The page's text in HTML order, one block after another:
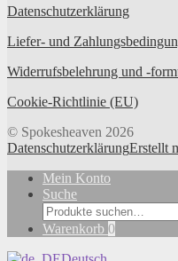
Datenschutzerklärung
Liefer- und
Widerrufsbelehrung und -
Cookie-Richtlinie (EU)
© Spokesheaven 2026
DatenschutzerklärungErstellt
Mein Konto
Suche
Suche
nach:
Warenkorb 0